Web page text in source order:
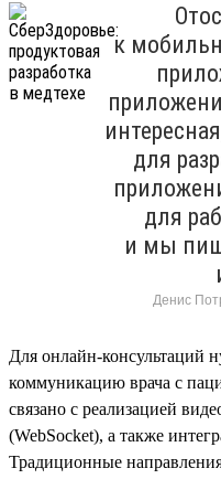
к
для
для
и мы
Денис
Для онлайн-консультаций
коммуникацию врача с
связано с реализацией
(WebSocket), а также
Традиционные